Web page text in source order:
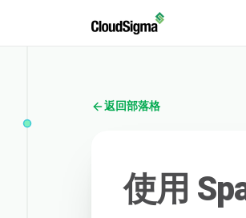
返回部落格
使用